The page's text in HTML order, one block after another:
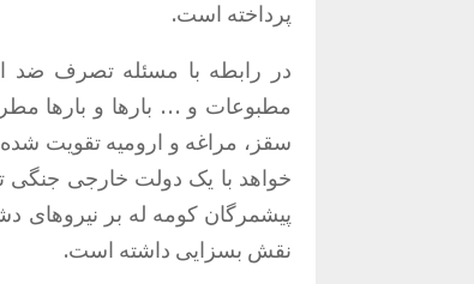
پرداخته است.
در رابطه با مسئله تصرف ضد
مطبوعات و … بارها و بارها
سقز، مراغه و ارومیه تقویت شده
خواهد با یک دولت خارجی جنگی
پیشمرگان کومه له بر نیروهای
نقش بسزایی داشته است.